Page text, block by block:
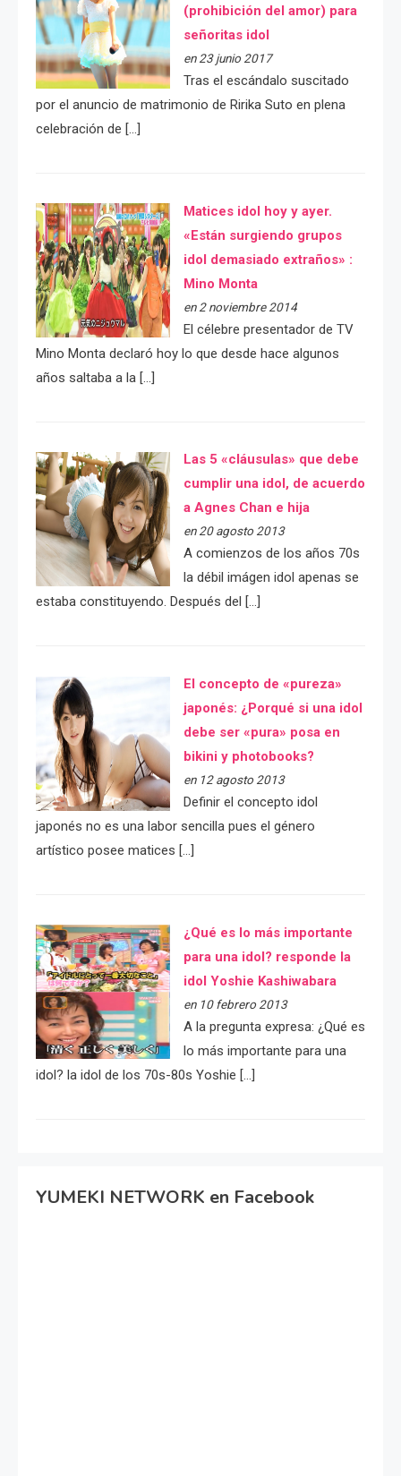
(prohibición del amor) para
señoritas idol
en 23 junio 2017
Tras el escándalo suscitado
por el anuncio de matrimonio de Ririka Suto en plena
celebración de […]
Matices idol hoy y ayer.
«Están surgiendo grupos
idol demasiado extraños» :
Mino Monta
en 2 noviembre 2014
El célebre presentador de TV
Mino Monta declaró hoy lo que desde hace algunos
años saltaba a la […]
Las 5 «cláusulas» que debe
cumplir una idol, de acuerdo
a Agnes Chan e hija
en 20 agosto 2013
A comienzos de los años 70s
la débil imágen idol apenas se
estaba constituyendo. Después del […]
El concepto de «pureza»
japonés: ¿Porqué si una idol
debe ser «pura» posa en
bikini y photobooks?
en 12 agosto 2013
Definir el concepto idol
japonés no es una labor sencilla pues el género
artístico posee matices […]
¿Qué es lo más importante
para una idol? responde la
idol Yoshie Kashiwabara
en 10 febrero 2013
A la pregunta expresa: ¿Qué es
lo más importante para una
idol? la idol de los 70s-80s Yoshie […]
YUMEKI NETWORK en Facebook